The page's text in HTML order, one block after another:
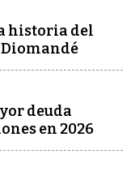
historia del
deuda
en 2026